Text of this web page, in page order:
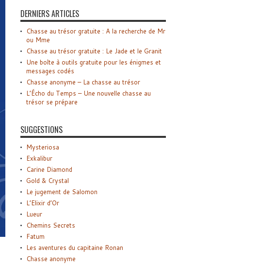
DERNIERS ARTICLES
Chasse au trésor gratuite : A la recherche de Mr
ou Mme
Chasse au trésor gratuite : Le Jade et le Granit
Une boîte à outils gratuite pour les énigmes et
messages codés
Chasse anonyme – La chasse au trésor
L’Écho du Temps – Une nouvelle chasse au
trésor se prépare
SUGGESTIONS
Mysteriosa
Exkalibur
Carine Diamond
Gold & Crystal
Le jugement de Salomon
L’Elixir d’Or
Lueur
Chemins Secrets
Fatum
Les aventures du capitaine Ronan
Chasse anonyme